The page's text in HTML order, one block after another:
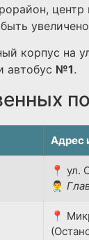
корпус на
автобус №1.
Адрес
📍 ул.
👨‍⚕️
📍